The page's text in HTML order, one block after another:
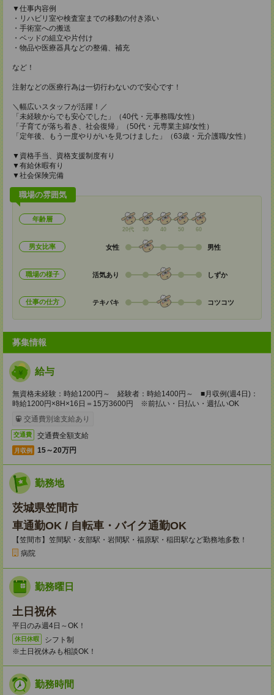
▼仕事内容例
・リハビリ室や検査室までの移動の付き添い
・手術室への搬送
・ベッドの組立や片付け
・物品や医療器具などの整備、補充
など！
注射などの医療行為は一切行わないので安心です！
＼幅広いスタッフが活躍！／
「未経験からでも安心でした」（40代・元事務職/女性）
「子育てが落ち着き、社会復帰」（50代・元専業主婦/女性）
「定年後、もう一度やりがいを見つけました」（63歳・元介護職/女性）
▼資格手当、資格支援制度有り
▼有給休暇有り
▼社会保険完備
職場の雰囲気
年齢層
20代 30 40 50 60
男女比率 女性 男性
職場の様子 活気あり しずか
仕事の仕方 テキパキ コツコツ
募集情報
給与
無資格未経験：時給1200円～ 経験者：時給1400円～ ■月収例(週4日)：
時給1200円×8H×16日＝15万3600円 ※前払い・日払い・週払いOK
交通費別途支給あり
交通費 交通費全額支給
月収例 15～20万円
勤務地
茨城県笠間市
車通勤OK / 自転車・バイク通勤OK
【笠間市】笠間駅・友部駅・岩間駅・福原駅・稲田駅など勤務地多数！
病院
勤務曜日
土日祝休
平日のみ週4日～OK！
休日休暇
シフト制
※土日祝休みも相談OK！
勤務時間